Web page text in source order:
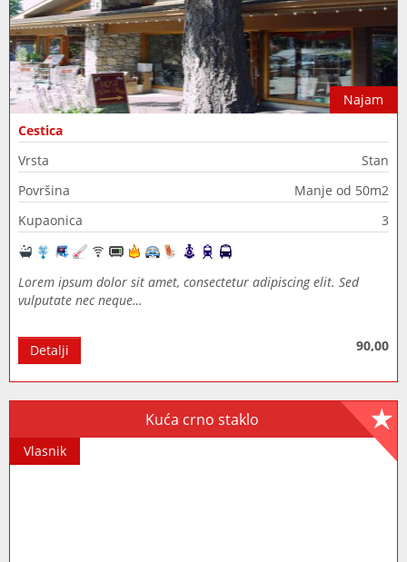
Najam
Cestica
Vrsta
Stan
Površina
Manje od 50m2
Kupaonica
3
Lorem ipsum dolor sit amet, consectetur adipiscing elit. Sed
vulputate nec neque…
90,00
Detalji
Kuća crno staklo
Vlasnik